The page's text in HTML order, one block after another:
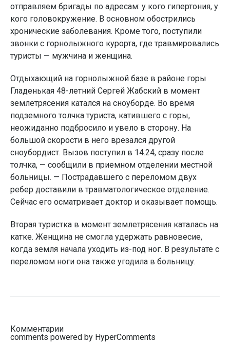
отправляем бригады по адресам: у кого гипертония, у
кого головокружение. В основном обострились
хронические заболевания. Кроме того, поступили
звонки с горнолыжного курорта, где травмировались
туристы — мужчина и женщина.
Отдыхающий на горнолыжной базе в районе горы
Гладенькая 48-летний Сергей Жабский в момент
землетрясения катался на сноуборде. Во время
подземного толчка туриста, катившего с горы,
неожиданно подбросило и увело в сторону. На
большой скорости в него врезался другой
сноубордист. Вызов поступил в 14.24, сразу после
толчка, — сообщили в приемном отделении местной
больницы. — Пострадавшего с переломом двух
ребер доставили в травматологическое отделение.
Сейчас его осматривает доктор и оказывает помощь.
Вторая туристка в момент землетрясения каталась на
катке. Женщина не смогла удержать равновесие,
когда земля начала уходить из-под ног. В результате с
переломом ноги она также угодила в больницу.
Комментарии
comments powered by HyperComments